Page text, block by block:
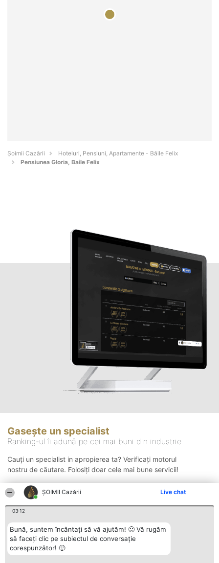
ȘOIMII Cazării Live chat
03:12
Bună, suntem încântați să vă ajutăm! 🙂 Vă rugăm
să faceți clic pe subiectul de conversație
corespunzător! 🙂
Șoimii Cazării
Hoteluri, Pensiuni, Apartamente - Băile Felix
Pensiunea Gloria, Baile Felix
Gasește un specialist
Ranking-ul îi adună pe cei mai buni din industrie
Cauți un specialist in apropierea ta? Verificați motorul
nostru de căutare. Folosiți doar cele mai bune servicii!